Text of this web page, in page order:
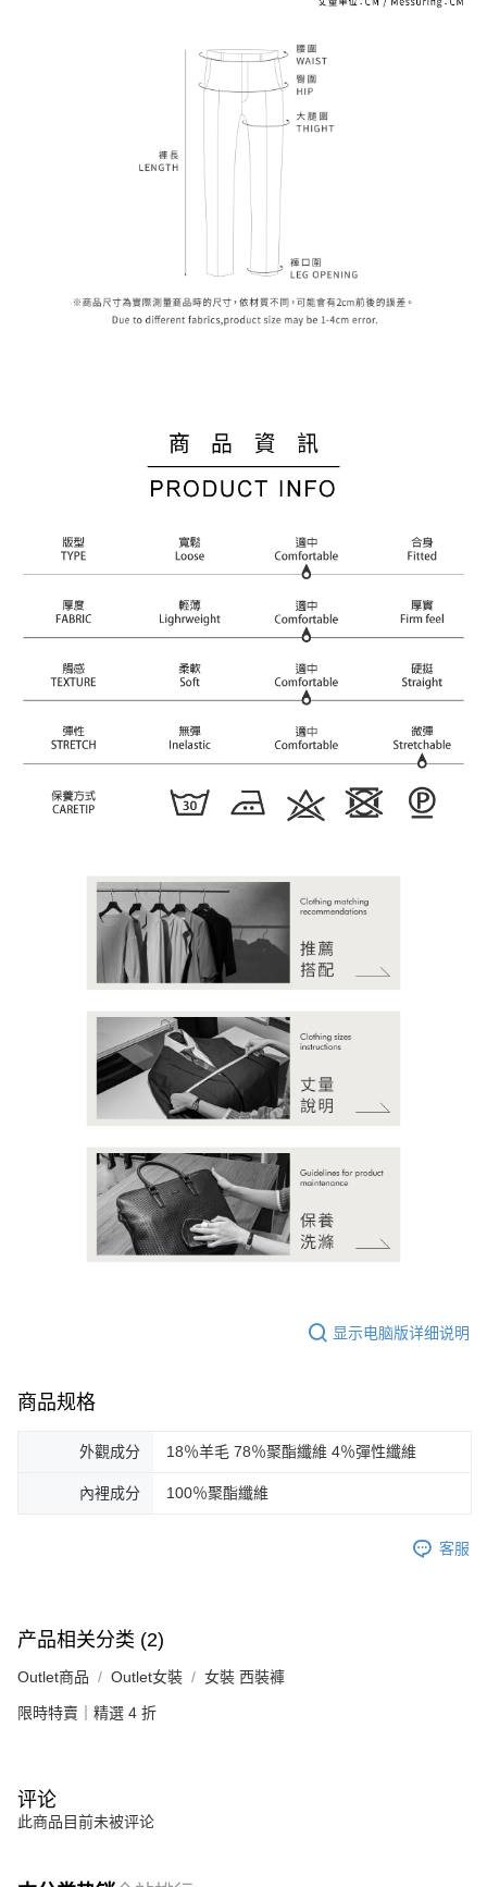
显示电脑版详细说明
商品规格
外觀成分 18％羊毛 78％聚酯纖維 4％彈性纖維
內裡成分 100％聚酯纖維
客服
产品相关分类 (2)
Outlet商品 Outlet女裝 女裝 西裝褲
限時特賣｜精選 4 折
评论
此商品目前未被评论